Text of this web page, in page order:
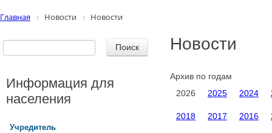
Главная Новости Новости
Новости
Архив по годам
2026
2025 2024
2018 2017 2016
Информация для
населения
Учредитель